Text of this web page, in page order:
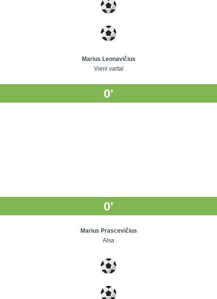
Marius Leonavičius
Vieni vartai
0'
0'
Marius Prascevičius
Alsa